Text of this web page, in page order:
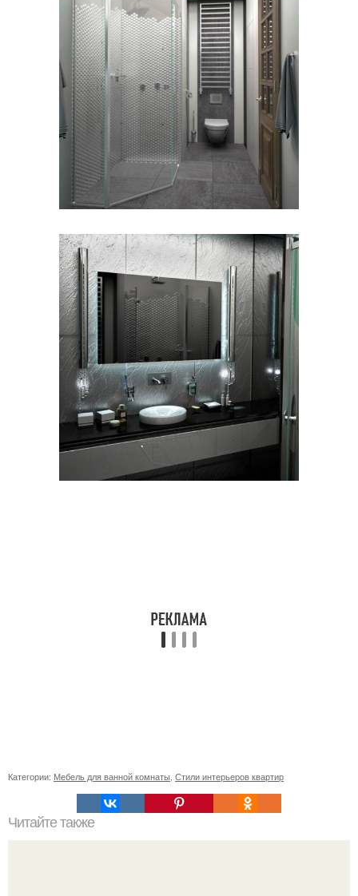
Категории: Мебель для ванной комнаты Стили интерьеров квартир
Читайте также